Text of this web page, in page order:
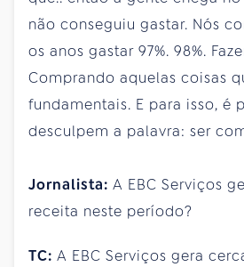
não conseguiu gastar. Nós
os anos gastar 97%. 98%.
Comprando aquelas coisas
fundamentais. E para isso, é
desculpem a palavra: ser
Jornalista: A EBC Serviços
receita neste período?
TC: A EBC Serviços gera